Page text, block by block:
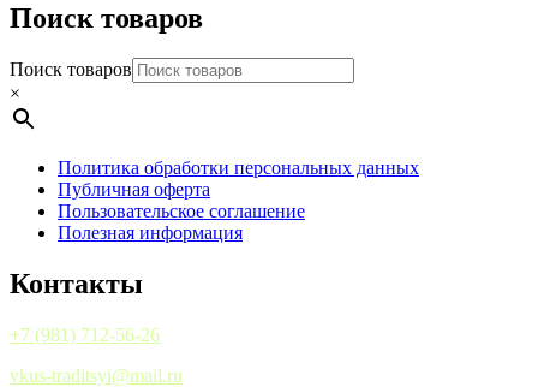
Поиск товаров
Поиск товаров
×
Политика обработки персональных данных
Публичная оферта
Пользовательское соглашение
Полезная информация
Контакты
+7 (981) 712-56-26
vkus-traditsyi@mail.ru